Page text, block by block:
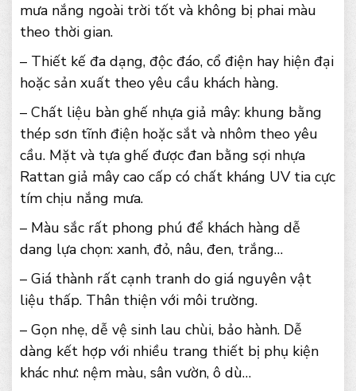
mưa nắng ngoài trời tốt và không bị phai màu
theo thời gian.
– Thiết kế đa dạng, độc đáo, cổ điện hay hiện đại
hoặc sản xuất theo yêu cầu khách hàng.
– Chất liệu bàn ghế nhựa giả mây: khung bằng
thép sơn tĩnh điện hoặc sắt và nhôm theo yêu
cầu. Mặt và tựa ghế được đan bằng sợi nhựa
Rattan giả mây cao cấp có chất kháng UV tia cực
tím chịu nắng mưa.
– Màu sắc rất phong phú để khách hàng dễ
dang lựa chọn: xanh, đỏ, nâu, đen, trắng…
– Giá thành rất cạnh tranh do giá nguyên vật
liệu thấp. Thân thiện với môi trường.
– Gọn nhẹ, dễ vệ sinh lau chùi, bảo hành. Dễ
dàng kết hợp với nhiều trang thiết bị phụ kiện
khác như: nệm màu, sân vườn, ô dù…